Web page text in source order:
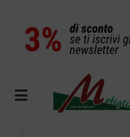
contenuto
Toggle